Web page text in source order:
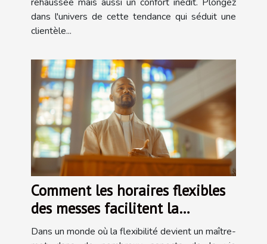
dans l'univers de cette tendance qui séduit une
clientèle...
Comment les horaires flexibles
des messes facilitent la
pratique religieuse
Dans un monde où la flexibilité devient un maître-